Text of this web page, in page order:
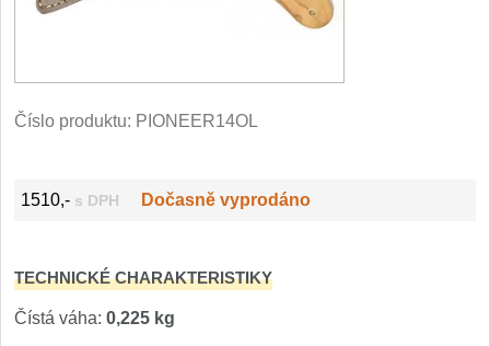
Steakové nože 2
Porcovací nože 2
Číslo produktu: PIONEER14OL
1510,- s DPH Dočasně vyprodáno
TECHNICKÉ CHARAKTERISTIKY
Čístá váha: 0,225 kg